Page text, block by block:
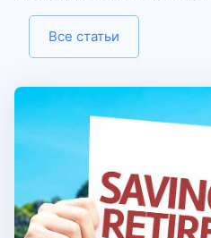
Все статьи